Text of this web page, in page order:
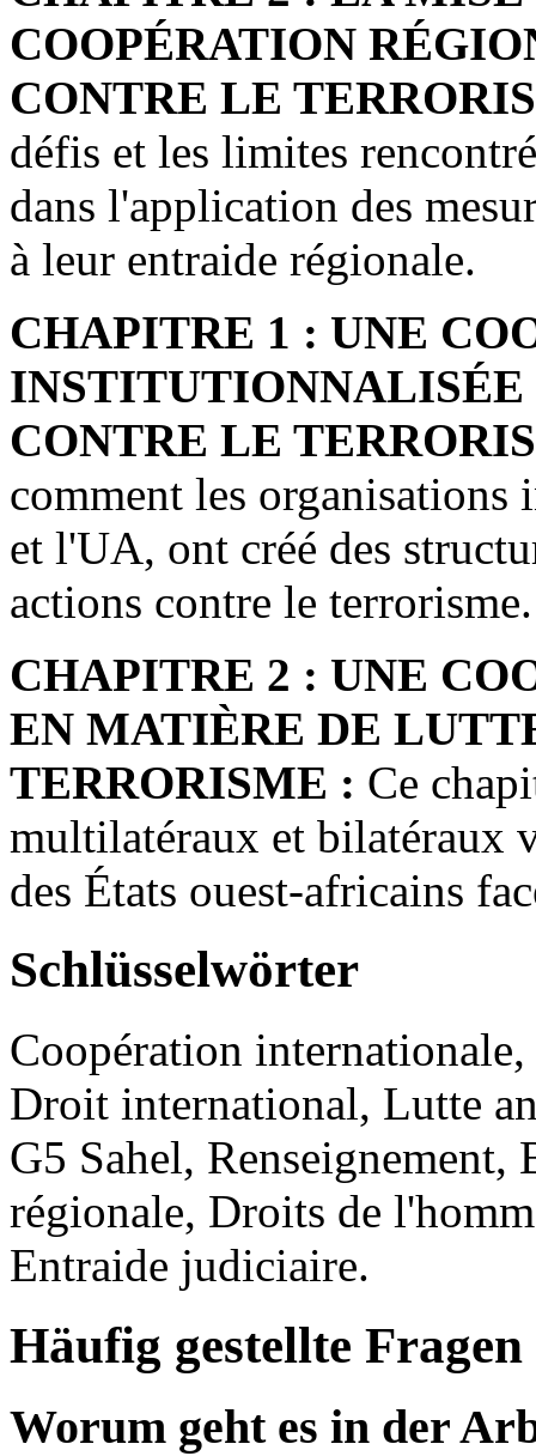
COOPÉRATION
CONTRE LE
défis et les limites
dans l'application des
à leur entraide régionale.
CHAPITRE 1 : UNE
CONTRE LE
comment les
et l'UA, ont créé des
actions contre le terrorisme.
CHAPITRE 2 : UNE
EN MATIÈRE DE
TERRORISME : Ce
multilatéraux et bilatéraux
des États ouest-africains
Schlüsselwörter
Coopération
Droit international, Lutte
G5 Sahel,
régionale, Droits de
Entraide judiciaire.
Häufig gestellte Fragen
Worum geht es in der